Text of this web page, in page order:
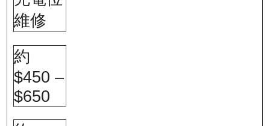
維修
約
$450 –
$650